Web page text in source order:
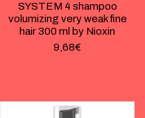
SYSTEM 4 shampoo
volumizing very weak fine
hair 300 ml by Nioxin
9,68€